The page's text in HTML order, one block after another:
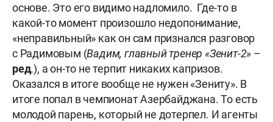
основе. Это его видимо надломило. Где-то в
какой-то момент произошло недопонимание,
«неправильный» как он сам признался разговор
с Радимовым (Вадим, главный тренер «Зенит-2» –
ред.), а он-то не терпит никаких капризов.
Оказался в итоге вообще не нужен «Зениту». В
итоге попал в чемпионат Азербайджана. То есть
молодой парень, который не дотерпел. И агенты